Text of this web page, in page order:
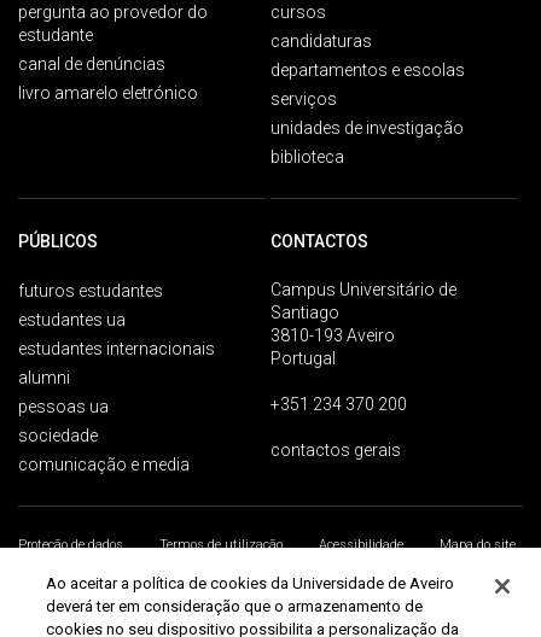
pergunta ao provedor do
estudante
canal de denúncias
livro amarelo eletrónico
cursos
candidaturas
departamentos e escolas
serviços
unidades de investigação
biblioteca
PÚBLICOS
futuros estudantes
estudantes ua
estudantes internacionais
alumni
pessoas ua
sociedade
comunicação e media
CONTACTOS
Campus Universitário de
Santiago
3810-193 Aveiro
Portugal
+351 234 370 200
contactos gerais
Proteção de dados Termos de utilização Acessibilidade
Mapa do site
Universidade de Aveiro 2026
Ao aceitar a política de cookies da Universidade de Aveiro
deverá ter em consideração que o armazenamento de
cookies no seu dispositivo possibilita a personalização da